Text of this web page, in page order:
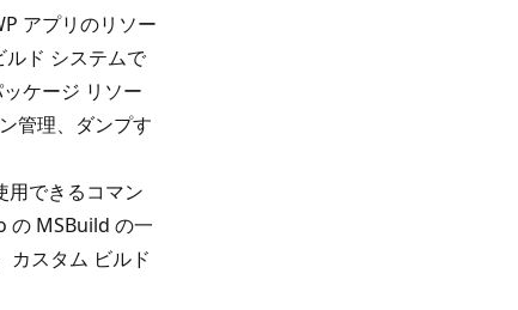
アプリのリソー
ド システムで
ケージ リソー
管理、ダンプす
用できるコマン
の MSBuild の一
カスタム ビルド